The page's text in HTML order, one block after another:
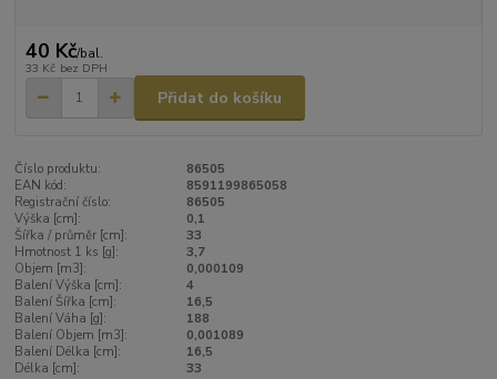
40 Kč/bal.
33 Kč bez DPH
Přidat do košíku
Číslo produktu:
86505
EAN kód:
8591199865058
Registrační číslo:
86505
Výška [cm]:
0,1
Šířka / průměr [cm]:
33
Hmotnost 1 ks [g]:
3,7
Objem [m3]:
0,000109
Balení Výška [cm]:
4
Balení Šířka [cm]:
16,5
Balení Váha [g]:
188
Balení Objem [m3]:
0,001089
Balení Délka [cm]:
16,5
Délka [cm]:
33